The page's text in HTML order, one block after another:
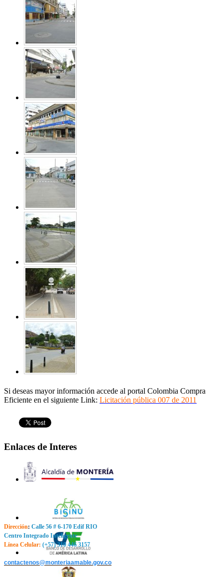
Si deseas mayor información accede al portal Colombia Compra
Eficiente en el siguiente Link: Licitación pública 007 de 2011
Enlaces de Interes
Dirección: Calle 56 # 6-170 Edif RIO
Centro Integrado Inteligente
Línea Celular: (+57) 310 446 3157
contactenos@monteriaamable.gov.co